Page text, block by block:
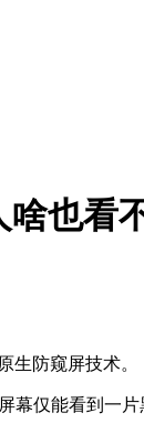
也看
防窥屏技术。
仅能看到一片